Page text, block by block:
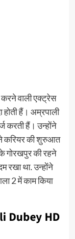
करने वाली एक्ट्रेस
हैं। अम्रपाली
करती हैं। उन्होंने
करियर की शुरुआत
गोरखपुर की रहने
रखा था. उन्होंने
2 में काम किया
Dubey HD